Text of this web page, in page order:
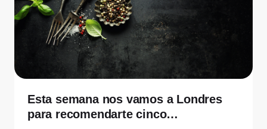
Esta semana nos vamos a Londres
para recomendarte cinco